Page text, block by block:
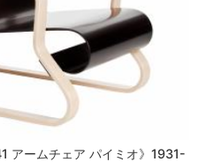
アームチェア パイミオ》1931-